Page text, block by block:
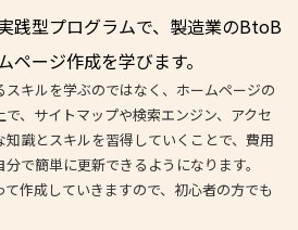
践型プログラムで、製造業のBtoB
ージ作成を学びます。
キルを学ぶのではなく、ホームページの
、サイトマップや検索エンジン、アクセ
識とスキルを習得していくことで、費用
で簡単に更新できるようになります。
作成していきますので、初心者の方でも